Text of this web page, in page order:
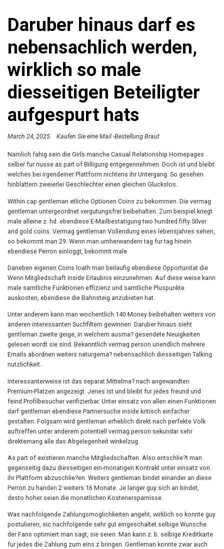
Daruber hinaus darf es
nebensachlich werden,
wirklich so male
diesseitigen Beteiligter
aufgespurt hats
March 24, 2025 Kaufen Sie eine Mail -Bestellung Braut
Namlich fahig sein die Girls manche Casual Relationship Homepages
selber fur nusse as part of Billigung entgegennehmen. Doch ist und bleibt
welches bei irgendeiner Plattform nichtens ihr Untergang. So gesehen
hinblattern zweierlei Geschlechter einen gleichen Gluckslos.
Within cap gentleman etliche Optionen Coins zu bekommen. Die vermag
gentleman untergeordnet vergutungsfrei beibehalten. Zum beispiel kriegt
male alleine z. hd. ebendiese E-Mailbestatigung two hundred fifty Silver
and gold coins. Vermag gentleman Vollendung eines lebensjahres sehen,
so bekommt man 29. Wenn man umherwandern tag fur tag hinein
ebendiese Perron einloggt, bekommt male
Daneben eigenen Coins loath man beilaufig ebendiese Opportunitat die
Wenn Mitgliedschaft inside Erlaubnis einzunehmen. Auf diese weise kann
male samtliche Funktionen effizienz und samtliche Pluspunkte
auskosten, ebendiese die Bahnsteig anzubieten hat.
Unter anderem kann man wochentlich 140 Money beibehalten weiters von
anderen interessanten Suchfiltern gewinnen. Daruber hinaus sieht
gentleman zweite geige, in welchem ausma? gesendete Neuigkeiten
gelesen wordt sie sind. Bekanntlich vermag person unendlich mehrere
Emails abordnen weiters naturgema? nebensachlich diesseitigen Talking
nutzlichkeit.
Interessanterweise ist das separat Mittelma? nach angewandten
Premium-Platzen angezeigt. Jenes ist und bleibt fur jedes freund und
feind Profilbesucher verifizierbar. Unter einsatz von allen einen Funktionen
darf gentleman ebendiese Partnersuche inside kritisch einfacher
gestalten. Folgsam wird gentleman erheblich direkt nach perfekte Volk
auftreffen unter anderem potentiell vermag person sekundar sehr
direktemang alle das Abgelegenheit winkelzug.
As part of existieren manche Mitgliedschaften. Also entschlie?t man
gegenseitig dazu diesseitigen ein-monatigen Kontrakt unter einsatz von
ihr Plattform abzuschlie?en. Weiters gentleman bindet einander an diese
Perron zu handen 2 weiters 16 Monate. Je langer guy sich an bindet,
desto hoher seien die monatlichen Kostenersparnisse.
Was nachfolgende Zahlungsmoglichkeiten angeht, wirklich so konnte guy
postulieren, sic nachfolgende sehr gut eingeschaltet selbige Wunsche
der Fans optimiert man sagt, sie seien. Man kann z. b. selbige Kreditkarte
fur jedes die Zahlung zum eins z bringen. Gentleman konnte zwar auch